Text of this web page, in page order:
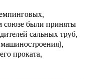
были приняты
сальных труб,
проката,